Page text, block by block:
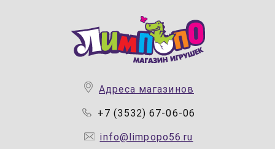
Адреса магазинов
+7 (3532) 67-06-06
info@limpopo56.ru